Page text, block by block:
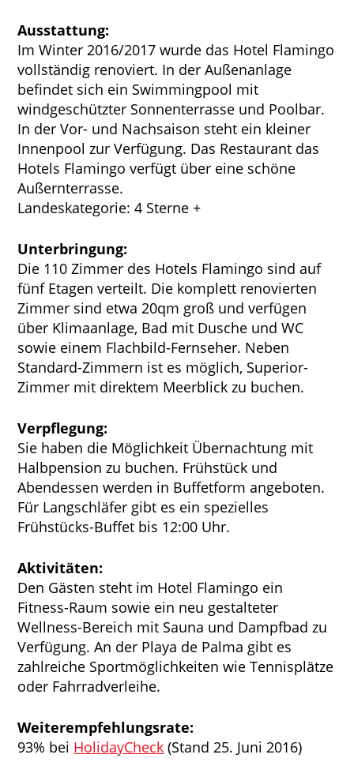
Ausstattung:
Im Winter 2016/2017 wurde das Hotel Flamingo
vollständig renoviert. In der Außenanlage
befindet sich ein Swimmingpool mit
windgeschützter Sonnenterrasse und Poolbar.
In der Vor- und Nachsaison steht ein kleiner
Innenpool zur Verfügung. Das Restaurant das
Hotels Flamingo verfügt über eine schöne
Außernterrasse.
Landeskategorie: 4 Sterne +
Unterbringung:
Die 110 Zimmer des Hotels Flamingo sind auf
fünf Etagen verteilt. Die komplett renovierten
Zimmer sind etwa 20qm groß und verfügen
über Klimaanlage, Bad mit Dusche und WC
sowie einem Flachbild-Fernseher. Neben
Standard-Zimmern ist es möglich, Superior-
Zimmer mit direktem Meerblick zu buchen.
Verpflegung:
Sie haben die Möglichkeit Übernachtung mit
Halbpension zu buchen. Frühstück und
Abendessen werden in Buffetform angeboten.
Für Langschläfer gibt es ein spezielles
Frühstücks-Buffet bis 12:00 Uhr.
Aktivitäten:
Den Gästen steht im Hotel Flamingo ein
Fitness-Raum sowie ein neu gestalteter
Wellness-Bereich mit Sauna und Dampfbad zu
Verfügung. An der Playa de Palma gibt es
zahlreiche Sportmöglichkeiten wie Tennisplätze
oder Fahrradverleihe.
Weiterempfehlungsrate:
93% bei HolidayCheck (Stand 25. Juni 2016)